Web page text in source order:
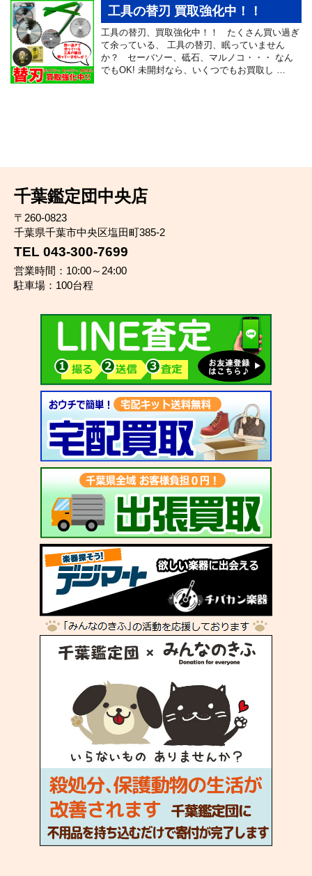
工具の替刃 買取強化中！！
工具の替刃、買取強化中！！ たくさん買い過ぎ
て余っている、 工具の替刃、眠っていません
か？ セーバソー、砥石、マルノコ・・・ なん
でもOK! 未開封なら、いくつでもお買取し …
千葉鑑定団中央店
〒260-0823
千葉県千葉市中央区塩田町385-2
TEL 043-300-7699
営業時間：10:00～24:00
駐車場：100台程